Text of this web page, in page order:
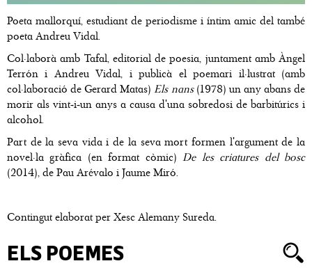
Poeta mallorquí, estudiant de periodisme i íntim amic del també
poeta Andreu Vidal.
Col·laborà amb Tafal, editorial de poesia, juntament amb Àngel
Terrón i Andreu Vidal, i publicà el poemari il·lustrat (amb
col·laboració de Gerard Matas)Els nans(1978) un any abans de
morir als vint-i-un anys a causa d'una sobredosi de barbitúrics i
alcohol.
Part de la seva vida i de la seva mort formen l'argument de la
novel·la gràfica (en format còmic)De les criatures del bosc
(2014), de Pau Arévalo i Jaume Miró.
Contingut elaborat per Xesc Alemany Sureda.
ELS POEMES